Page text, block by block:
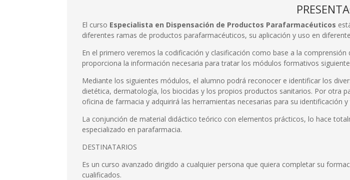
El curso Especialista en Dispensación de Productos Para­farmacéuticos
diferentes ramas de productos parafarmacéuticos, su aplicación y uso en
En el primero veremos la codificación y clasificación como base a la
proporciona la información necesaria para tratar los módulos formativos
Mediante los siguientes módulos, el alumno podrá reconocer e identificar los
dietética, dermatología, los biocidas y los propios productos sanitarios. Por otra
oficina de farmacia y adquirirá las herramientas necesarias para su identificación
La conjunción de material didáctico teórico con elementos prácticos, lo hace
especializado en parafarmacia.
DESTINATARIOS
Es un curso avanzado dirigido a cualquier persona que quiera completar su
cualificados.